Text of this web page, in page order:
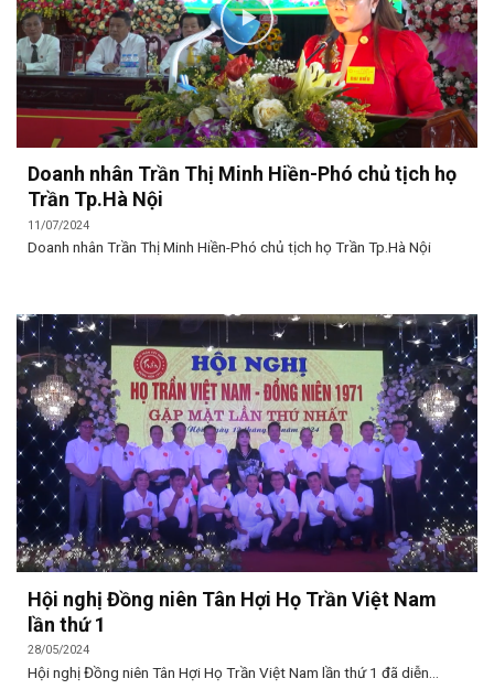
Doanh nhân Trần Thị Minh Hiền-Phó chủ tịch họ
Trần Tp.Hà Nội
11/07/2024
Doanh nhân Trần Thị Minh Hiền-Phó chủ tịch họ Trần Tp.Hà Nội
Hội nghị Đồng niên Tân Hợi Họ Trần Việt Nam
lần thứ 1
28/05/2024
Hội nghị Đồng niên Tân Hợi Họ Trần Việt Nam lần thứ 1 đã diễn...